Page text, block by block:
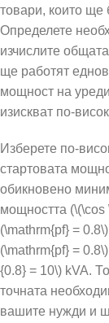
товари, които ще
Определете
изчислите
ще работят
мощност на
изискват по-
Изберете по-
стартовата
обикновено
мощността (\(\cos
(\mathrm{pf} =
(\mathrm{pf} =
{0.8} = 10\) kVA.
точната
вашите нужди и